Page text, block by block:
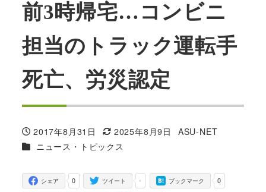
前3時帰宅…コンビニ
担当のトラック運転手
死亡、労災認定
投稿日
2017年8月31日
更新日
2025年8月9日
著
ASU-NET
カテゴリー
ニュース・トピックス
0
シェア -
ツイート 0
ブックマーク